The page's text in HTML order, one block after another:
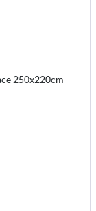
250x220cm